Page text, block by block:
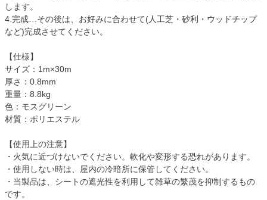
します。
4.完成…その後は、お好みに合わせて(人工芝・砂利・ウッドチップ
など)完成させてください。
【仕様】
サイズ：1m×30m
厚さ：0.8mm
重量：8.8kg
色：モスグリーン
材質：ポリエステル
【使用上の注意】
・火気に近づけないでください。軟化や変形する恐れがあります。
・使用しない時は、屋内の冷暗所に保管してください。
・当製品は、シートの遮光性を利用して雑草の繁茂を抑制するもの
です。